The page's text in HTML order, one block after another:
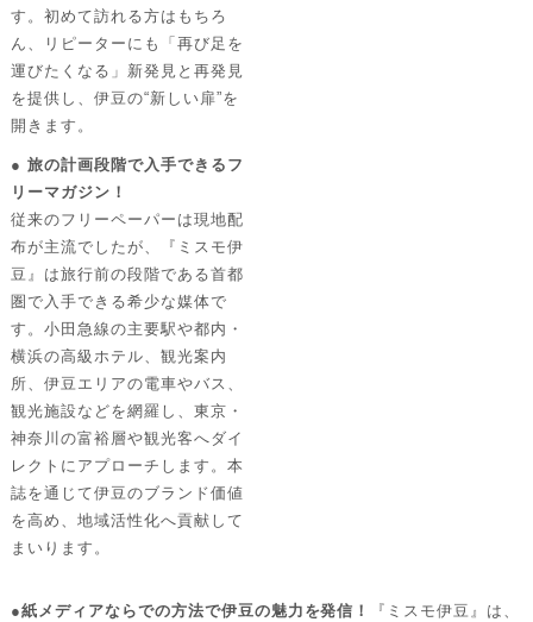
す。初めて訪れる方はもちろ
ん、リピーターにも「再び足を
運びたくなる」新発見と再発見
を提供し、伊豆の“新しい扉”を
開きます。
● 旅の計画段階で入手できるフ
リーマガジン！
従来のフリーペーパーは現地配
布が主流でしたが、『ミスモ伊
豆』は旅行前の段階である首都
圏で入手できる希少な媒体で
す。小田急線の主要駅や都内・
横浜の高級ホテル、観光案内
所、伊豆エリアの電車やバス、
観光施設などを網羅し、東京・
神奈川の富裕層や観光客へダイ
レクトにアプローチします。本
誌を通じて伊豆のブランド価値
を高め、地域活性化へ貢献して
まいります。
●紙メディアならでの方法で伊豆の魅力を発信！
『ミスモ伊豆』は、